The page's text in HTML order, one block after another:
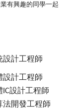
有興趣的同學一起
設計工程師
設計工程師
IC設計工程師
法開發工程師